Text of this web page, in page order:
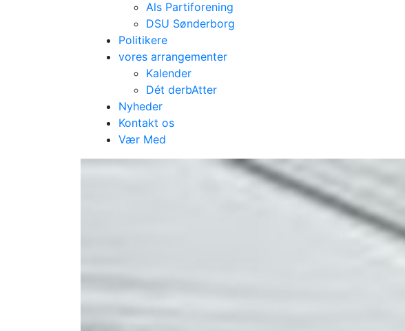
Als Partiforening
DSU Sønderborg
Politikere
vores arrangementer
Kalender
Dét derbAtter
Nyheder
Kontakt os
Vær Med